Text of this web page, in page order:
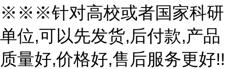
※※※针对高校或者国家科研
单位,可以先发货,后付款,产品
质量好,价格好,售后服务更好!!